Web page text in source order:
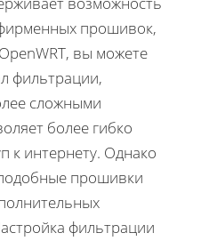
прошивок,
вы можете
фильтрации,
сложными
более гибко
к интернету. Однако
прошивки
фильтрации